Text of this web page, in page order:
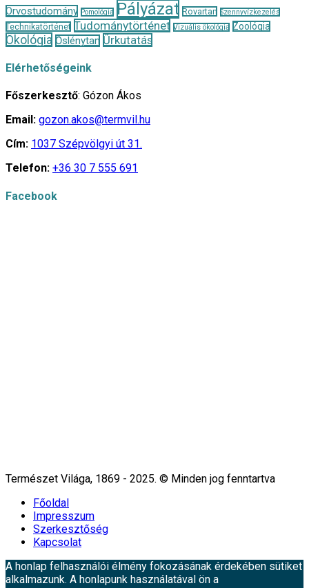
Orvostudomány Pomológia Pályázat Rovartan Szennyvízkezelés
Technikatörténet Tudománytörténet Vizuális ökológia Zoológia
Ökológia Őslénytan Űrkutatás
Elérhetőségeink
Főszerkesztő: Gózon Ákos
Email: gozon.akos@termvil.hu
Cím: 1037 Szépvölgyi út 31.
Telefon: +36 30 7 555 691
Facebook
Természet Világa, 1869 - 2025. © Minden jog fenntartva
Főoldal
Impresszum
Szerkesztőség
Kapcsolat
A honlap felhasználói élmény fokozásának érdekében sütiket
alkalmazunk. A honlapunk használatával ön a